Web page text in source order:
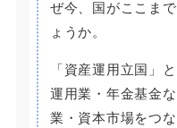
ぜ今、国がここま
ょうか。
「資産運用立国」
運用業・年金基金
業・資本市場をつ